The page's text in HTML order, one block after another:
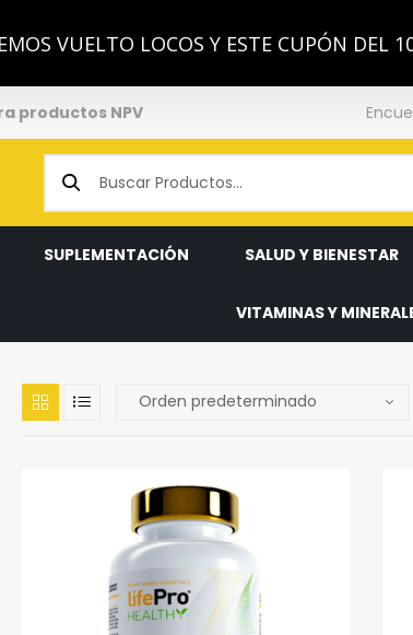
VUELTO LOCOS Y ESTE CUPÓN DEL
productos NPV
SUPLEMENTACIÓN SALUD Y BIENESTAR
VITAMINAS Y